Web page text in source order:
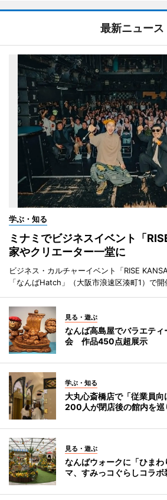
最新ニュース
学ぶ・知る
ミナミでビジネスイベント「
家やクリエーター一堂に
ビジネス・カルチャーイベント「RISE
「なんばHatch」（大阪市浪速区湊町1）で開
見る・遊ぶ
なんば高島屋でバラエテ
会 作品450点超展示
学ぶ・知る
大丸心斎橋店で「従業員
200人が閉店後の館内を巡
見る・遊ぶ
なんばウォークに「ひま
マ、すみっコぐらしコラボ